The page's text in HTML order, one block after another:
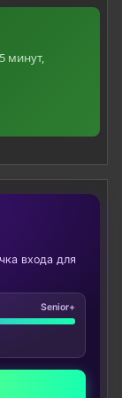
минут,
входа для
Senior+